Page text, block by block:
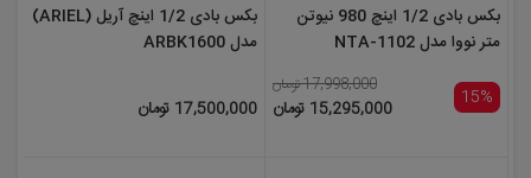
بکس بادی 1/2 اینچ 980 نیوتن
متر نووا مدل NTA-1102
15% 17,998,000 تومان
15,295,000 تومان
بکس بادی 1/2 اینچ آریل (ARIEL)
مدل ARBK1600
17,500,000 تومان